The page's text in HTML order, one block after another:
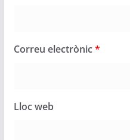
Correu electrònic*
Lloc web